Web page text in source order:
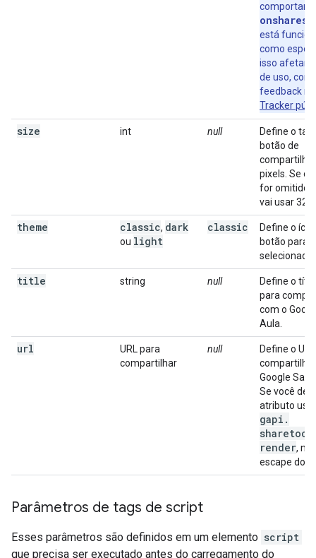
está
como
isso afetar
de uso,
feedback
Tracker
size int null
Define o
botão de
pixels. Se o
for omitido,
vai usar 32.
theme classic, dark
ou light
classic
Define o
botão para
selecionado.
title string null
Define o
para
com o
Aula.
url
URL para
compartilhar
null
Define o
Google Sala
Se você
atributo
gapi .
render,
escape do
Parâmetros de tags de script
Esses parâmetros são definidos em um elemento script
que precisa ser executado antes do carregamento do